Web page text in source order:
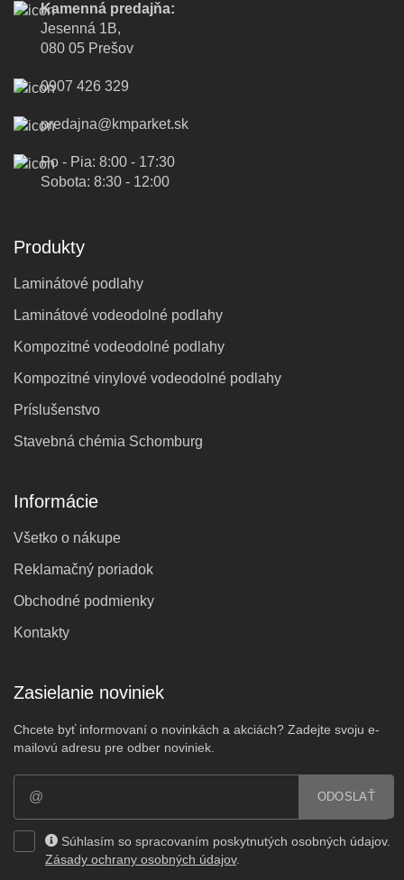
Kamenná predajňa:
Jesenná 1B,
080 05 Prešov
0907 426 329
predajna@kmparket.sk
Po - Pia: 8:00 - 17:30
Sobota: 8:30 - 12:00
Produkty
Laminátové podlahy
Laminátové vodeodolné podlahy
Kompozitné vodeodolné podlahy
Kompozitné vinylové vodeodolné podlahy
Príslušenstvo
Stavebná chémia Schomburg
Informácie
Všetko o nákupe
Reklamačný poriadok
Obchodné podmienky
Kontakty
Zasielanie noviniek
Chcete byť informovaní o novinkách a akciách? Zadejte svoju e-
mailovú adresu pre odber noviniek.
ODOSLAŤ
Súhlasím so spracovaním poskytnutých osobných údajov.
Zásady ochrany osobných údajov.